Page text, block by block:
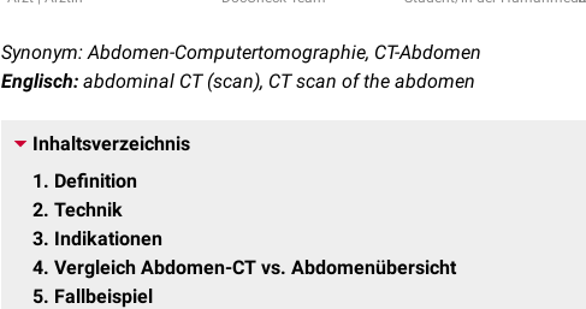
Synonym: Abdomen-Computertomographie, CT-Abdomen
Englisch: abdominal CT (scan), CT scan of the abdomen
Inhaltsverzeichnis
1
Definition
2 Technik
3 Indikationen
4 Vergleich Abdomen-CT vs. Abdomenübersicht
5 Fallbeispiel